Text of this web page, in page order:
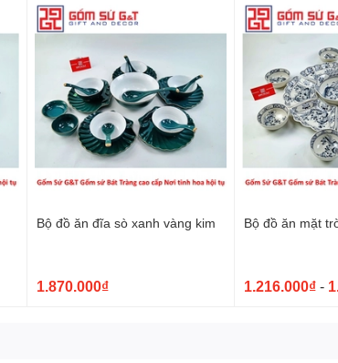
Bộ đồ ăn đĩa sò xanh vàng kim
1.870.000₫
Bộ đồ ăn mặt
1.216.000₫ -